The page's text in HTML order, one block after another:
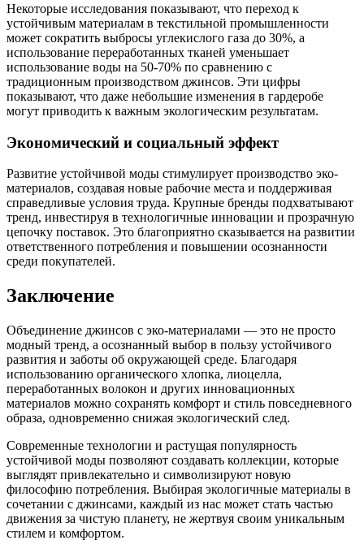
Некоторые исследования показывают, что переход к
устойчивым материалам в текстильной промышленности
может сократить выбросы углекислого газа до 30%, а
использование переработанных тканей уменьшает
использование воды на 50-70% по сравнению с
традиционным производством джинсов. Эти цифры
показывают, что даже небольшие изменения в гардеробе
могут приводить к важным экологическим результатам.
Экономический и социальный эффект
Развитие устойчивой моды стимулирует производство эко-
материалов, создавая новые рабочие места и поддерживая
справедливые условия труда. Крупные бренды подхватывают
тренд, инвестируя в технологичные инновации и прозрачную
цепочку поставок. Это благоприятно сказывается на развитии
ответственного потребления и повышении осознанности
среди покупателей.
Заключение
Объединение джинсов с эко-материалами — это не просто
модный тренд, а осознанный выбор в пользу устойчивого
развития и заботы об окружающей среде. Благодаря
использованию органического хлопка, лиоцелла,
переработанных волокон и других инновационных
материалов можно сохранять комфорт и стиль повседневного
образа, одновременно снижая экологический след.
Современные технологии и растущая популярность
устойчивой моды позволяют создавать коллекции, которые
выглядят привлекательно и символизируют новую
философию потребления. Выбирая экологичные материалы в
сочетании с джинсами, каждый из нас может стать частью
движения за чистую планету, не жертвуя своим уникальным
стилем и комфортом.